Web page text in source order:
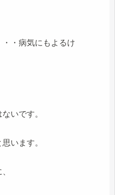
・病気にもよるけ
いです。
います。